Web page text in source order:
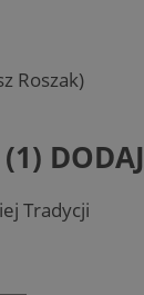
Roszak)
DODAJ
Tradycji